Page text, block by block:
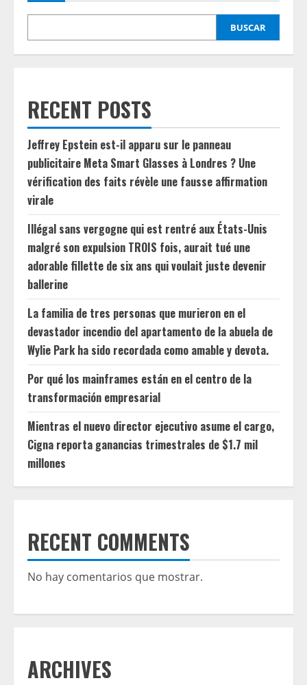
BUSCAR
RECENT POSTS
Jeffrey Epstein est-il apparu sur le panneau
publicitaire Meta Smart Glasses à Londres ? Une
vérification des faits révèle une fausse affirmation
virale
Illégal sans vergogne qui est rentré aux États-Unis
malgré son expulsion TROIS fois, aurait tué une
adorable fillette de six ans qui voulait juste devenir
ballerine
La familia de tres personas que murieron en el
devastador incendio del apartamento de la abuela de
Wylie Park ha sido recordada como amable y devota.
Por qué los mainframes están en el centro de la
transformación empresarial
Mientras el nuevo director ejecutivo asume el cargo,
Cigna reporta ganancias trimestrales de $1.7 mil
millones
RECENT COMMENTS
No hay comentarios que mostrar.
ARCHIVES